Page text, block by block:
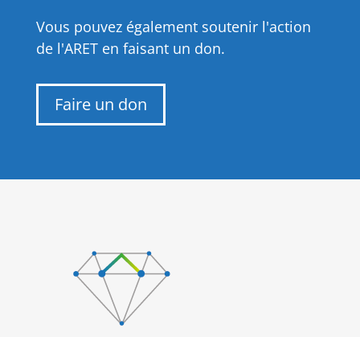
Vous pouvez également soutenir l'action
de l'ARET en faisant un don.
Faire un don